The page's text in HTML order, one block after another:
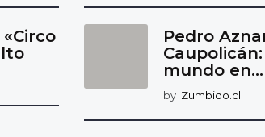
Pedro
mundo en...
by Zumbido.cl